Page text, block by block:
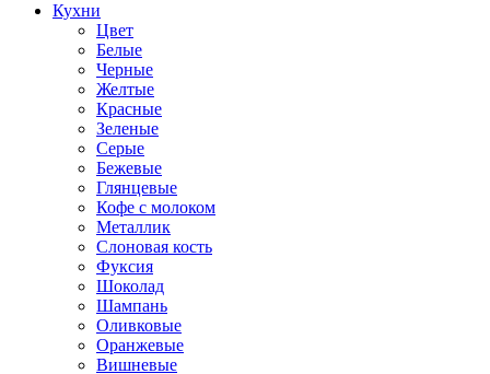
Кухни
Цвет
Белые
Черные
Желтые
Красные
Зеленые
Серые
Бежевые
Глянцевые
Кофе с молоком
Металлик
Слоновая кость
Фуксия
Шоколад
Шампань
Оливковые
Оранжевые
Вишневые